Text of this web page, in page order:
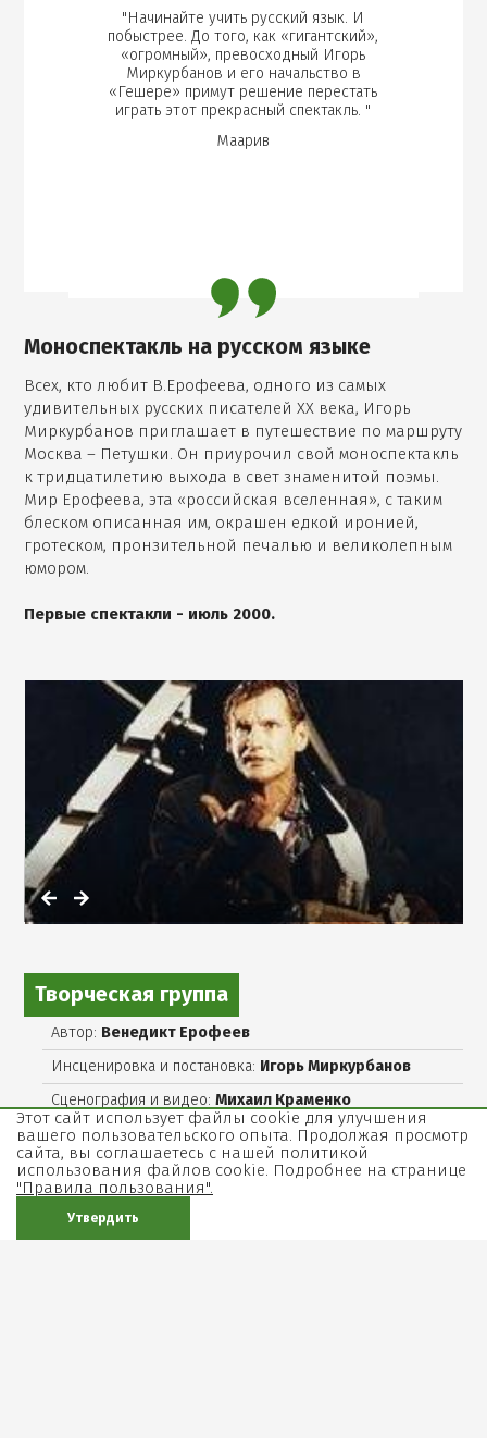
"Начинайте учить русский язык. И
побыстрее. До того, как «гигантский»,
«огромный», превосходный Игорь
Миркурбанов и его начальство в
«Гешере» примут решение перестать
играть этот прекрасный спектакль. "
Маарив
Моноспектакль на русском языке
Всех, кто любит В.Ерофеева, одного из самых
удивительных русских писателей ХХ века, Игорь
Миркурбанов приглашает в путешествие по маршруту
Москва – Петушки. Он приурочил свой моноспектакль
к тридцатилетию выхода в свет знаменитой поэмы.
Мир Ерофеева, эта «российская вселенная», с таким
блеском описанная им, окрашен едкой иронией,
гротеском, пронзительной печалью и великолепным
юмором.
Первые спектакли - июль 2000.
фотографию
галерее
Творческая группа
Автор: Венедикт Ерофеев
Инсценировка и постановка: Игорь Миркурбанов
Сценография и видео:Михаил Краменко
Костюмы:Анна Ицкович
Музыка: Эди Сомирен
Звук:Михаил Вайсбурд
Этот сайт использует файлы cookie для улучшения
вашего пользовательского опыта. Продолжая просмотр
сайта, вы соглашаетесь с нашей политикой
использования файлов cookie. Подробнее на странице
"Правила пользования".
Утвердить